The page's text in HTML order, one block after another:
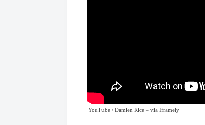
YouTube / Damien Rice – viaIframely